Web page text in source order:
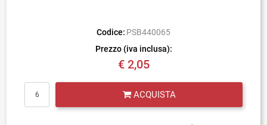
Codice: PSB440065
Prezzo (iva inclusa):
€ 2,05
ACQUISTA